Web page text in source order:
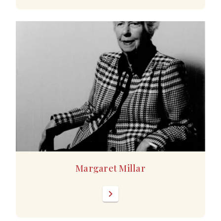
Margaret Millar
chevron_right